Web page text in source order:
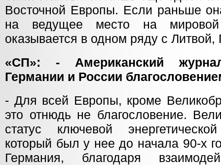
Восточной Европы. Если раньше
на ведущее место на
оказывается в одном ряду с
«СП»: - Американский
Германии и России
- Для всей Европы, кроме
это отнюдь не благословение.
статус ключевой
который был у нее до начала 90-х
Германия, благодаря